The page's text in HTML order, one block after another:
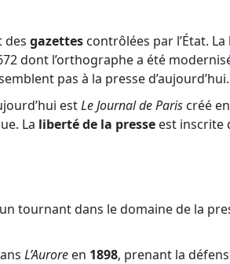
des gazettes contrôlées par l’État.
dont l’orthographe a été
pas à la presse
estLe Journal de Paris créé
La liberté de la presse est inscrite
tournant dans le domaine de la
L’Aurore en 1898, prenant la